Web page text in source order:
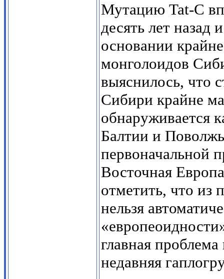
Мутацию Tat-C
десять лет назад
основании
монголоидов
выяснилось, что
Сибири крайне
обнаруживается
Балтии и
первоначальной
Восточная
отметить, что из
нельзя
главная
недавняя